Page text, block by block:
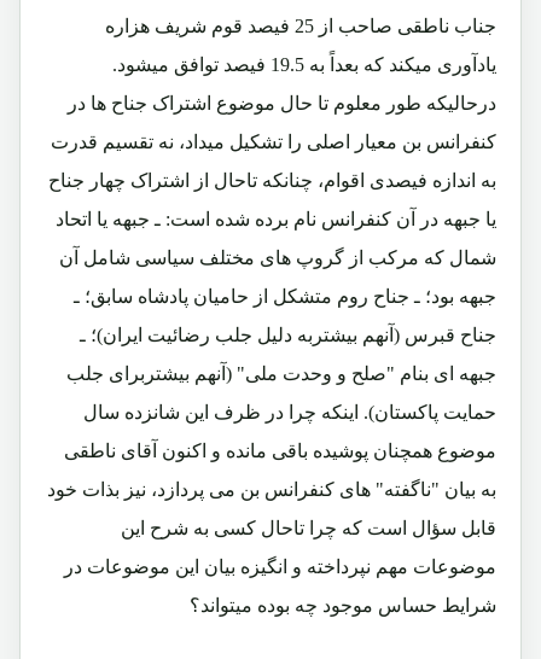
جناب ناطقی صاحب از 25 فیصد قوم شریف هزاره
یادآوری میکند که بعداً به 19.5 فیصد توافق میشود.
درحالیکه طور معلوم تا حال موضوع اشتراک جناح ها در
کنفرانس بن معیار اصلی را تشکیل میداد، نه تقسیم قدرت
به اندازه فیصدی اقوام، چنانکه تاحال از اشتراک چهار جناح
یا جبهه در آن کنفرانس نام برده شده است: ـ جبهه یا اتحاد
شمال که مرکب از گروپ های مختلف سیاسی شامل آن
جبهه بود؛ ـ جناح روم متشکل از حامیان پادشاه سابق؛ ـ
جناح قبرس (آنهم بیشتربه دلیل جلب رضائیت ایران)؛ ـ
جبهه ای بنام "صلح و وحدت ملی" (آنهم بیشتربرای جلب
حمایت پاکستان). اینکه چرا در ظرف این شانزده سال
موضوع همچنان پوشیده باقی مانده و اکنون آقای ناطقی
به بیان "ناگفته" های کنفرانس بن می پردازد، نیز بذات خود
قابل سؤال است که چرا تاحال کسی به شرح این
موضوعات مهم نپرداخته و انگیزه بیان این موضوعات در
شرایط حساس موجود چه بوده میتواند؟